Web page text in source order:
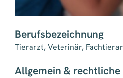
Berufsbezeichnung
Tierarzt, Veterinär,
Allgemein & rechtliche